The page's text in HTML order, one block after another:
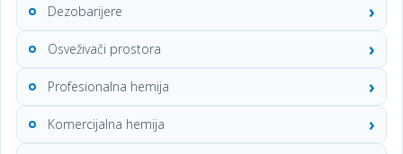
Dezobarijere
Osveživači prostora
Profesionalna hemija
Komercijalna hemija